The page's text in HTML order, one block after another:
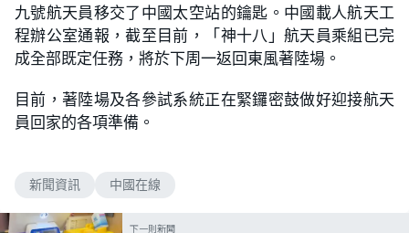
0
0
.
0
0
%
九號航天員移交了中國太空站的鑰匙。中國載人航天工
程辦公室通報，截至目前，「神十八」航天員乘組已完
成全部既定任務，將於下周一返回東風著陸場。
目前，著陸場及各參試系統正在緊鑼密鼓做好迎接航天
員回家的各項準備。
新聞資訊 中國在線
下一則新聞